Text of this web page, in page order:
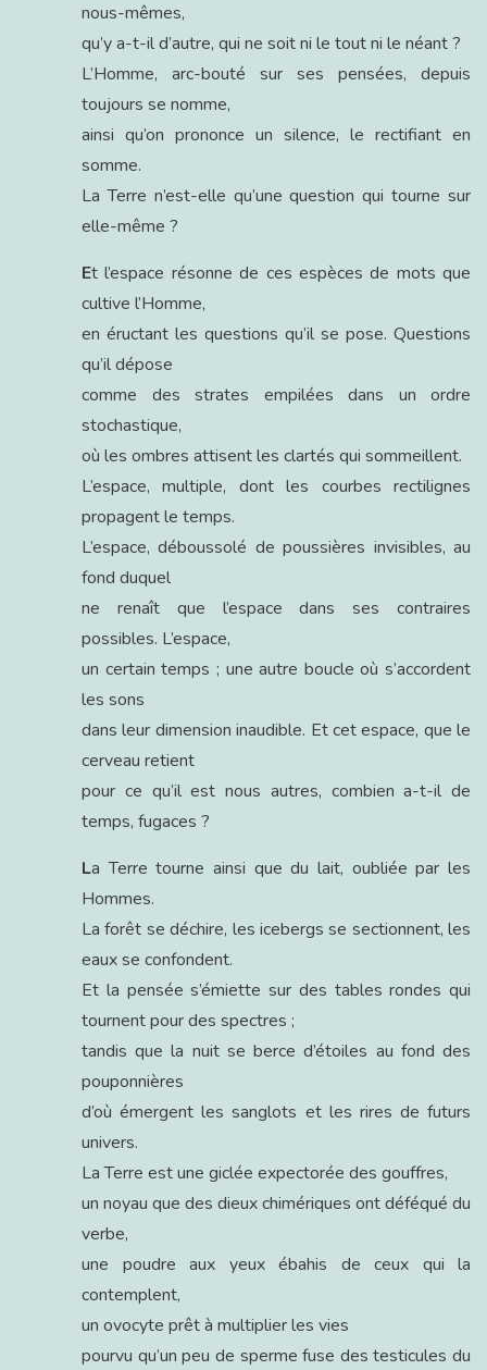
nous-mêmes,
qu’y a-t-il d’autre, qui ne soit ni le tout ni le néant ?
L’Homme, arc-bouté sur ses pensées, depuis
toujours se nomme,
ainsi qu’on prononce un silence, le rectifiant en
somme.
La Terre n’est-elle qu’une question qui tourne sur
elle-même ?
Et l’espace résonne de ces espèces de mots que
cultive l’Homme,
en éructant les questions qu’il se pose. Questions
qu’il dépose
comme des strates empilées dans un ordre
stochastique,
où les ombres attisent les clartés qui sommeillent.
L’espace, multiple, dont les courbes rectilignes
propagent le temps.
L’espace, déboussolé de poussières invisibles, au
fond duquel
ne renaît que l’espace dans ses contraires
possibles. L’espace,
un certain temps ; une autre boucle où s’accordent
les sons
dans leur dimension inaudible. Et cet espace, que le
cerveau retient
pour ce qu’il est nous autres, combien a-t-il de
temps, fugaces ?
La Terre tourne ainsi que du lait, oubliée par les
Hommes.
La forêt se déchire, les icebergs se sectionnent, les
eaux se confondent.
Et la pensée s’émiette sur des tables rondes qui
tournent pour des spectres ;
tandis que la nuit se berce d’étoiles au fond des
pouponnières
d’où émergent les sanglots et les rires de futurs
univers.
La Terre est une giclée expectorée des gouffres,
un noyau que des dieux chimériques ont déféqué du
verbe,
une poudre aux yeux ébahis de ceux qui la
contemplent,
un ovocyte prêt à multiplier les vies
pourvu qu’un peu de sperme fuse des testicules du